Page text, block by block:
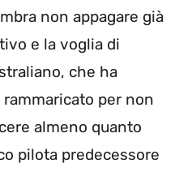
non appagare già
e la voglia di
che ha
per non
almeno quanto
pilota predecessore